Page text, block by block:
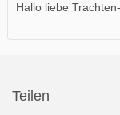
Hallo liebe
Teilen